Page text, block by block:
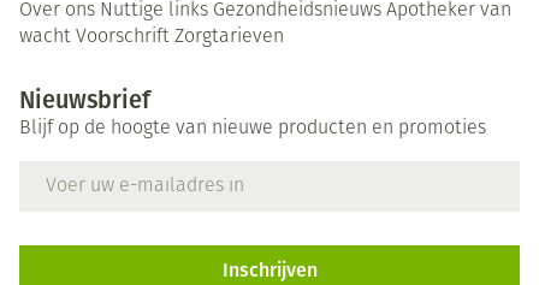
Over ons Nuttige links Gezondheidsnieuws Apotheker van
wacht Voorschrift Zorgtarieven
Nieuwsbrief
Blijf op de hoogte van nieuwe producten en promoties
Inschrijven